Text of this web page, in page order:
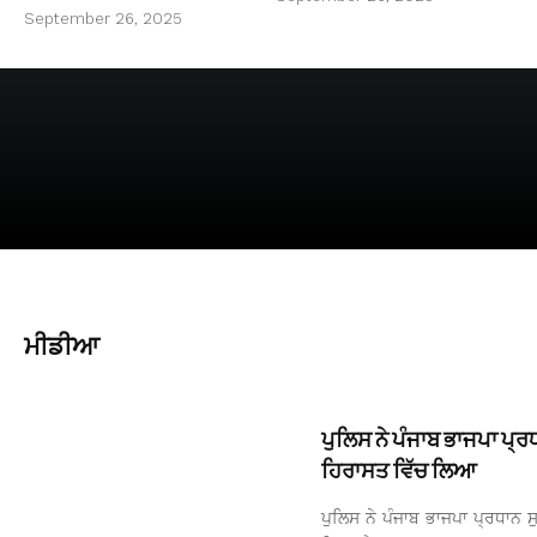
September 26, 2025
ਮੀਡੀਆ
ਪੁਲਿਸ ਨੇ ਪੰਜਾਬ ਭਾਜਪਾ
ਹਿਰਾਸਤ ਵਿੱਚ ਲਿਆ
ਪੁਲਿਸ ਨੇ ਪੰਜਾਬ ਭਾਜਪਾ ਪ੍ਰਧਾਨ